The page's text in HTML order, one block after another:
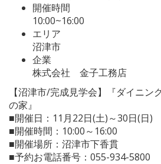
開催時間
10:00~16:00
エリア
沼津市
企業
株式会社 金子工務店
【沼津市/完成見学会】『ダイニン
の家』
■開催日：11月22日(土)～30日(日)
■開催時間：10:00～16:00
■開催場所：沼津市下香貫
■予約お電話番号：055-934-5800